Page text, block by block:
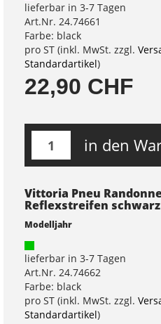
lieferbar in 3-7 Tagen
Art.Nr. 24.74661
Farbe: black
pro ST (inkl. MwSt. zzgl.
Standardartikel)
22,90 CHF
in den
Vittoria Pneu
Reflexstreifen schwarz
Modelljahr
lieferbar in 3-7 Tagen
Art.Nr. 24.74662
Farbe: black
pro ST (inkl. MwSt. zzgl.
Standardartikel)